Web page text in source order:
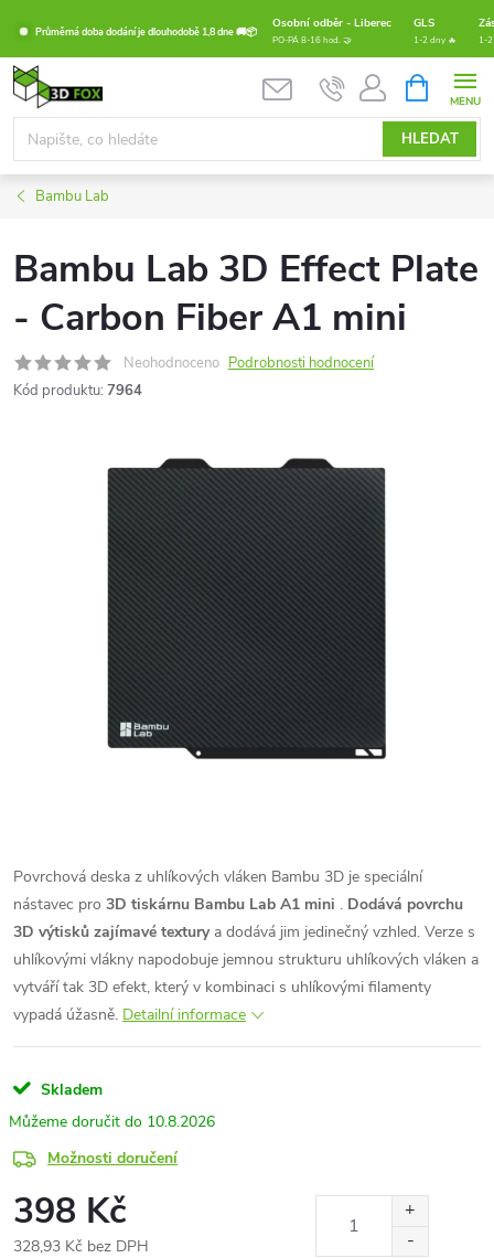
obsah
Průměrná doba dodání je dlouhodobě 1,8 dne 🚚📦
Osobní odběr - Liberec GLS
PO-PÁ 8-16 hod. 🤝 1-2 dny 🔥 1-
HLEDAT
NÁKUPNÍ
KOŠÍK
Bambu Lab
Bambu Lab 3D Effect Plate
- Carbon Fiber A1 mini
Neohodnoceno Podrobnosti hodnocení
Kód produktu: 7964
Povrchová deska z uhlíkových vláken Bambu 3D je speciální
nástavec pro 3D tiskárnu Bambu Lab A1 mini . Dodává povrchu
3D výtisků zajímavé texturya dodává jim jedinečný vzhled. Verze s
uhlíkovými vlákny napodobuje jemnou strukturu uhlíkových vláken a
vytváří tak 3D efekt, který v kombinaci s uhlíkovými filamenty
vypadá úžasně. Detailní informace
Skladem
10.8.2026
Možnosti doručení
398 Kč
328,93 Kč bez DPH